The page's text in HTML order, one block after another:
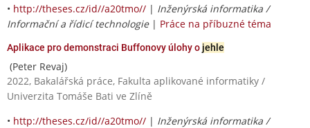
• http://theses.cz/id//a20tmo// | Inženýrská informatika /
Informační a řídicí technologie| Práce na příbuzné téma
Aplikace pro demonstraci Buffonovy úlohy o jehle
(Peter Revaj)
2022, Bakalářská práce, Fakulta aplikované informatiky /
Univerzita Tomáše Bati ve Zlíně
• http://theses.cz/id//a20tmo// | Inženýrská informatika /